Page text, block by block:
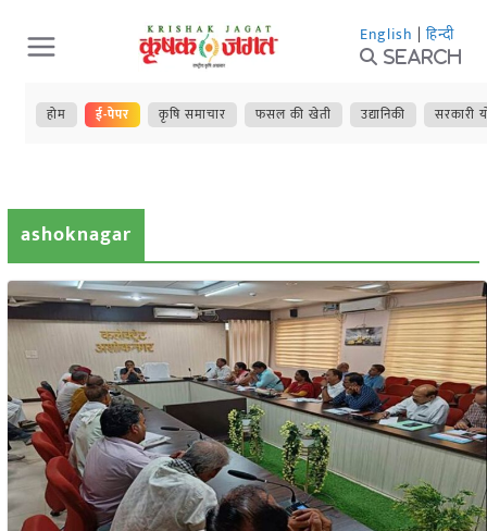
Skip
to
content
English | हिन्दी
Search
होम ई-पेपर कृषि समाचार फसल की खेती उद्यानिकी सरकारी
ashoknagar